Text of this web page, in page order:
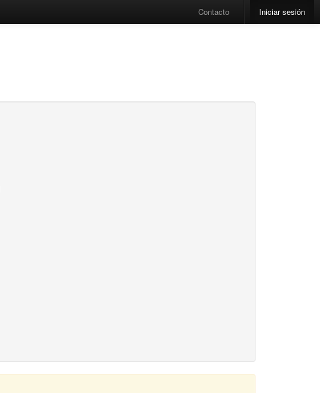
Contacto Iniciar sesión